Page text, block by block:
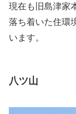
現在も旧島津家
落ち着いた住環
います。
八ツ山